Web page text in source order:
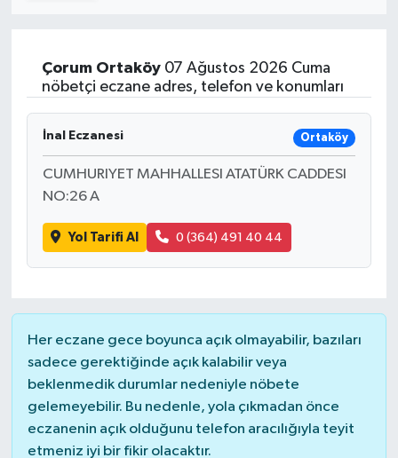
Çorum Ortaköy07 Ağustos 2026 Cuma
nöbetçi eczane adres, telefon ve konumları
İnal Eczanesi Ortaköy
CUMHURIYET MAHHALLESI ATATÜRK CADDESI
NO:26 A
Yol Tarifi Al 0 (364) 491 40 44
Her eczane gece boyunca açık olmayabilir, bazıları
sadece gerektiğinde açık kalabilir veya
beklenmedik durumlar nedeniyle nöbete
gelemeyebilir. Bu nedenle, yola çıkmadan önce
eczanenin açık olduğunu telefon aracılığıyla teyit
etmeniz iyi bir fikir olacaktır.
Kültür - Sanat